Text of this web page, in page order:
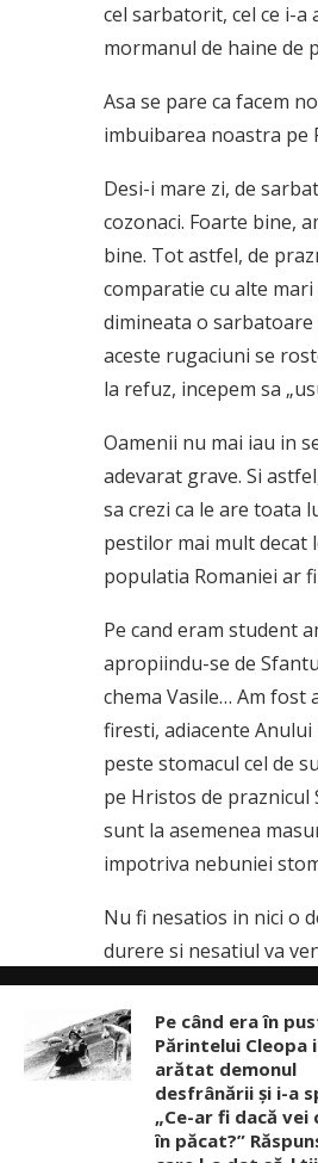
cel sarbatorit, cel ce i-
mormanul de haine de
Asa se pare ca facem
imbuibarea noastra pe
Desi-i mare zi, de
cozonaci. Foarte bine,
bine. Tot astfel, de
comparatie cu alte
dimineata o
aceste rugaciuni se
la refuz, incepem sa
Oamenii nu mai iau in
adevarat grave. Si
sa crezi ca le are toata
pestilor mai mult decat
populatia Romaniei ar
Pe cand eram student
apropiindu-se de
chema Vasile… Am fost
firesti, adiacente Anului
peste stomacul cel de
pe Hristos de praznicul
sunt la asemenea
impotriva nebuniei
Nu fi nesatios in nici o
durere si nesatiul va
viata (Intelepciunea lui
Extras din Laurentiu
PARTAJEAZA 0
Pe când era în
Părintelui Cleopa
arătat demonul
desfrânării şi i-a
„Ce-ar fi dacă vei
în păcat?”